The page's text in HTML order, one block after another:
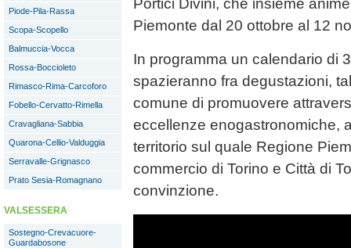
Piode-Pila-Rassa
Scopa-Scopello
Balmuccia-Vocca
Rossa-Boccioleto
Rimasco-Rima-Carcoforo
Fobello-Cervatto-Rimella
Cravagliana-Sabbia
Quarona-Cellio-Valduggia
Serravalle-Grignasco
Prato Sesia-Romagnano
VALSESSERA
Sostegno-Crevacuore-
Guardabosone
Portici Divini, che insieme
Piemonte dal 20 ottobre al 12
In programma un calendario di
spazieranno fra degustazioni,
comune di promuovere
eccellenze enogastronomiche,
territorio sul quale Regione
commercio di Torino e Città di
convinzione.